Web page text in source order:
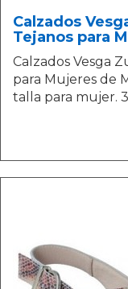
Calzados
Tejanos para
Calzados Vesga
para Mujeres de
talla para mujer.